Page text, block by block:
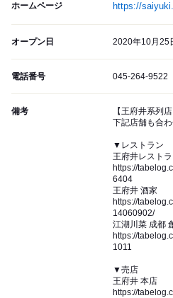
ホームページ https://
オープン日 2020年10月25
電話番号 045-264-9522
備考
【王府井系列店
下記店舗も合
▼レストラン
王府井レスト
https://
6404
王府井 酒家
https://
14060902/
江湖川菜 成都
https://
1011
▼売店
王府井 本店
https://